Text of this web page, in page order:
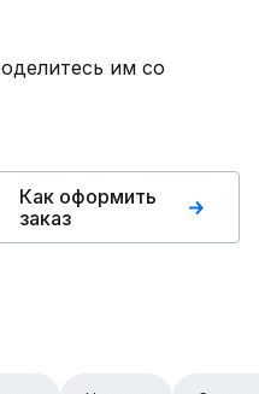
им со
Как оформить
заказ